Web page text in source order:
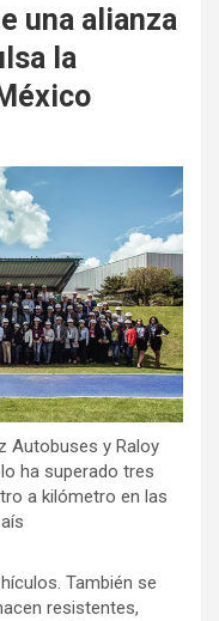
una alianza
la
Autobuses y Raloy
ha superado tres
a kilómetro en las
También se
resistentes,